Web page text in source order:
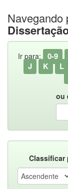
Navegando
Ir para: 0-9
J
K L
ou
Classificar